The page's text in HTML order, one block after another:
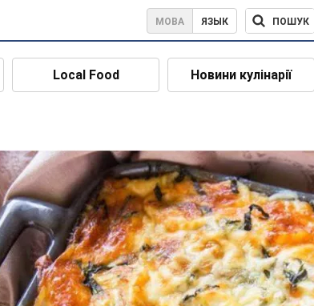
МОВА ЯЗЫК ПОШУК
Local Food Новини кулінарії